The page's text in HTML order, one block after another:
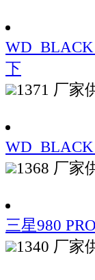
下
1371 厂家
WD_BLACK
1368 厂家
三星980
1340 厂家